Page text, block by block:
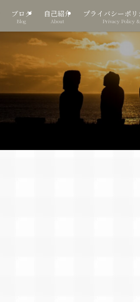
ブログ
Blog
自己紹介
About
プライバシーポ
Privacy Policy